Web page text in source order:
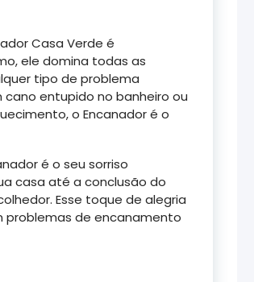
Casa Verde é
ele domina todas as
tipo de problema
cano entupido no banheiro ou
o Encanador é o
é o seu sorriso
casa até a conclusão do
Esse toque de alegria
problemas de encanamento